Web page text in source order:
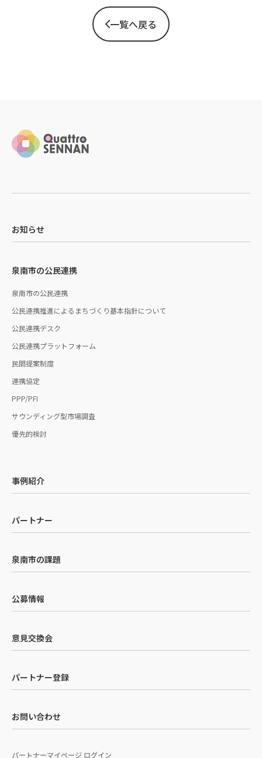
一覧へ戻る
お知らせ
泉南市の公民連携
泉南市の公民連携
公民連携推進によるまちづくり基本指針について
公民連携デスク
公民連携プラットフォーム
民間提案制度
連携協定
PPP/PFI
サウンディング型市場調査
優先的検討
事例紹介
パートナー
泉南市の課題
公募情報
意見交換会
パートナー登録
お問い合わせ
パートナーマイページ ログイン